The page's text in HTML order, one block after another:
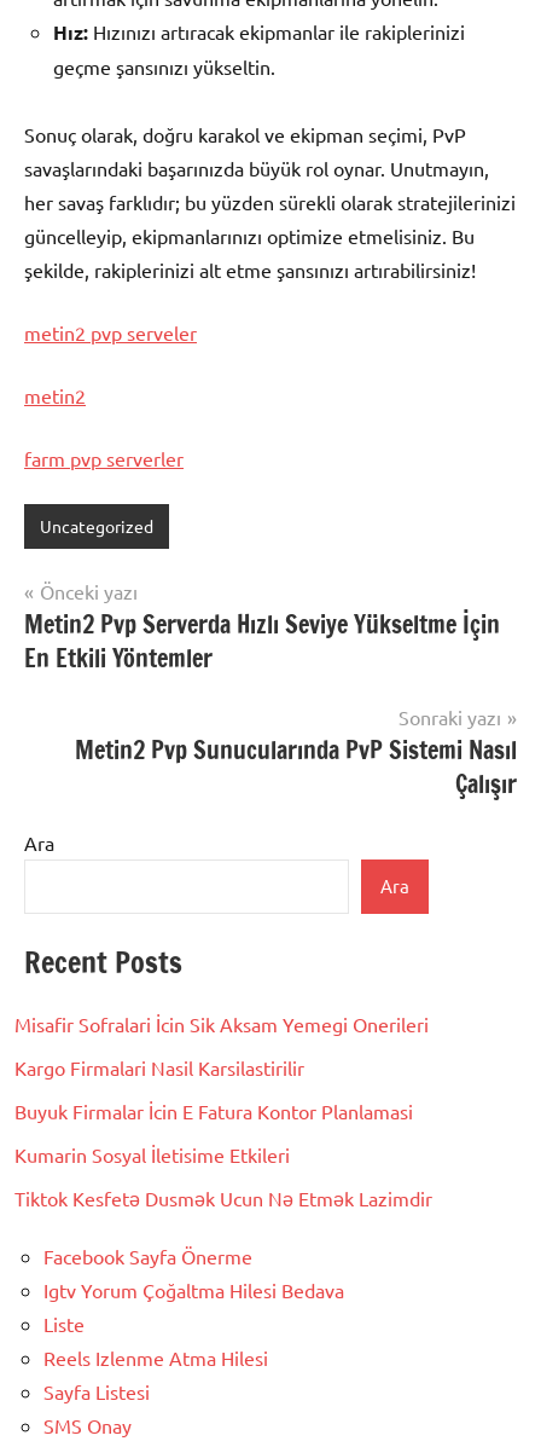
Hız: Hızınızı artıracak ekipmanlar ile rakiplerinizi
geçme şansınızı yükseltin.
Sonuç olarak, doğru karakol ve ekipman seçimi, PvP
savaşlarındaki başarınızda büyük rol oynar. Unutmayın,
her savaş farklıdır; bu yüzden sürekli olarak stratejilerinizi
güncelleyip, ekipmanlarınızı optimize etmelisiniz. Bu
şekilde, rakiplerinizi alt etme şansınızı artırabilirsiniz!
metin2 pvp serveler
metin2
farm pvp serverler
Uncategorized
Yazı
gezinmesi
Önceki yazı
Metin2 Pvp Serverda Hızlı Seviye Yükseltme İçin
En Etkili Yöntemler
Sonraki yazı
Metin2 Pvp Sunucularında PvP Sistemi Nasıl
Çalışır
Ara
Ara
Recent Posts
Misafir Sofralari İcin Sik Aksam Yemegi Onerileri
Kargo Firmalari Nasil Karsilastirilir
Buyuk Firmalar İcin E Fatura Kontor Planlamasi
Kumarin Sosyal İletisime Etkileri
Tiktok Kesfetə Dusmək Ucun Nə Etmək Lazimdir
Facebook Sayfa Önerme
Igtv Yorum Çoğaltma Hilesi Bedava
Liste
Reels Izlenme Atma Hilesi
Sayfa Listesi
SMS Onay